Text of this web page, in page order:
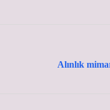
Alınlık